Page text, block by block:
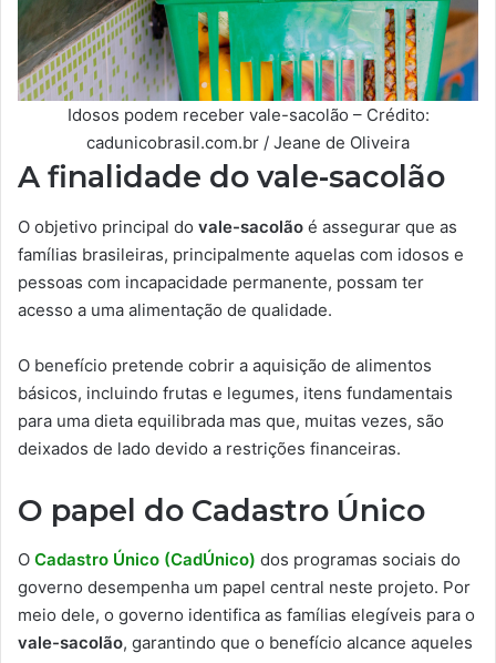
Idosos podem receber vale-sacolão – Crédito:
cadunicobrasil.com.br / Jeane de Oliveira
A finalidade do vale-sacolão
O objetivo principal do vale-sacolão é assegurar que as
famílias brasileiras, principalmente aquelas com idosos e
pessoas com incapacidade permanente, possam ter
acesso a uma alimentação de qualidade.
O benefício pretende cobrir a aquisição de alimentos
básicos, incluindo frutas e legumes, itens fundamentais
para uma dieta equilibrada mas que, muitas vezes, são
deixados de lado devido a restrições financeiras.
O papel do Cadastro Único
O Cadastro Único (CadÚnico) dos programas sociais do
governo desempenha um papel central neste projeto. Por
meio dele, o governo identifica as famílias elegíveis para o
vale-sacolão, garantindo que o benefício alcance aqueles